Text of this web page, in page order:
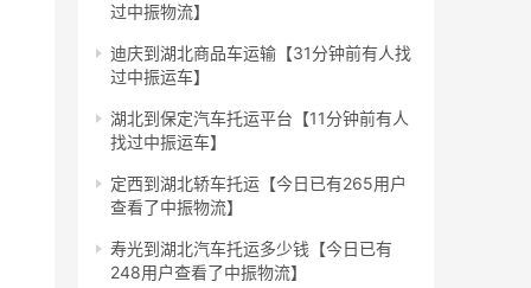
过中振物流】
迪庆到湖北商品车运输【31分钟前有人找
过中振运车】
湖北到保定汽车托运平台【11分钟前有人
找过中振运车】
定西到湖北轿车托运【今日已有265用户
查看了中振物流】
寿光到湖北汽车托运多少钱【今日已有
248用户查看了中振物流】